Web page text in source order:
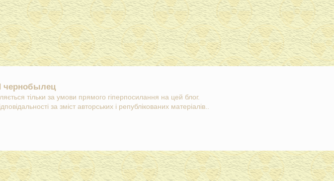
чернобылец
тільки за умови прямого гіперпосилання на цей блог.
за зміст авторських і републікованих матеріалів..